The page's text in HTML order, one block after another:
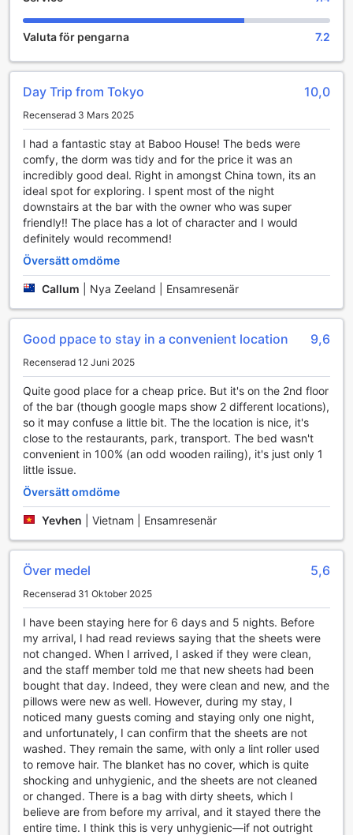
Valuta för pengarna 7.2
Day Trip from Tokyo 10,0
Recenserad 3 Mars 2025
I had a fantastic stay at Baboo House! The beds were
comfy, the dorm was tidy and for the price it was an
incredibly good deal. Right in amongst China town, its an
ideal spot for exploring. I spent most of the night
downstairs at the bar with the owner who was super
friendly!! The place has a lot of character and I would
definitely would recommend!
Översätt omdöme
Callum Nya Zeeland | Ensamresenär
Good ppace to stay in a convenient location 9,6
Recenserad 12 Juni 2025
Quite good place for a cheap price. But it's on the 2nd floor
of the bar (though google maps show 2 different locations),
so it may confuse a little bit. The the location is nice, it's
close to the restaurants, park, transport. The bed wasn't
convenient in 100% (an odd wooden railing), it's just only 1
little issue.
Översätt omdöme
Yevhen Vietnam | Ensamresenär
Över medel 5,6
Recenserad 31 Oktober 2025
I have been staying here for 6 days and 5 nights. Before
my arrival, I had read reviews saying that the sheets were
not changed. When I arrived, I asked if they were clean,
and the staff member told me that new sheets had been
bought that day. Indeed, they were clean and new, and the
pillows were new as well. However, during my stay, I
noticed many guests coming and staying only one night,
and unfortunately, I can confirm that the sheets are not
washed. They remain the same, with only a lint roller used
to remove hair. The blanket has no cover, which is quite
shocking and unhygienic, and the sheets are not cleaned
or changed. There is a bag with dirty sheets, which I
believe are from before my arrival, and it stayed there the
entire time. I think this is very unhygienic—if not outright